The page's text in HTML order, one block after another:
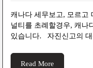
캐나다 세무보고, 모르고 미신고 하거나, 잘못 신고 하게 될 수 있습니다. 이때, 정정신고나 미신고가 페
널티를 초례할경우, 캐나
있습니다. 자진신고의
Read More